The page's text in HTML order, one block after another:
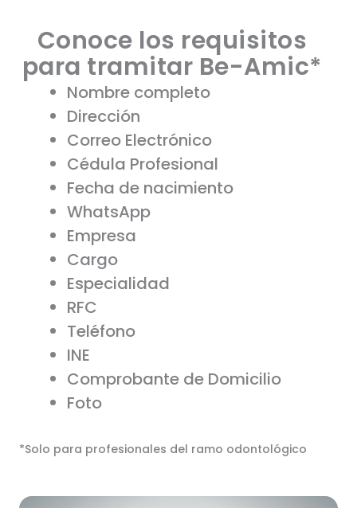
Conoce los requisitos
para tramitar Be-Amic*
Nombre completo
Dirección
Correo Electrónico
Cédula Profesional
Fecha de nacimiento
WhatsApp
Empresa
Cargo
Especialidad
RFC
Teléfono
INE
Comprobante de Domicilio
Foto
*Solo para profesionales del ramo odontológico